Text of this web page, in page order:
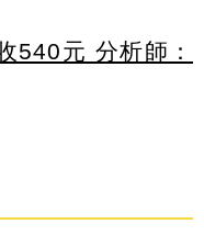
540元 分析師：